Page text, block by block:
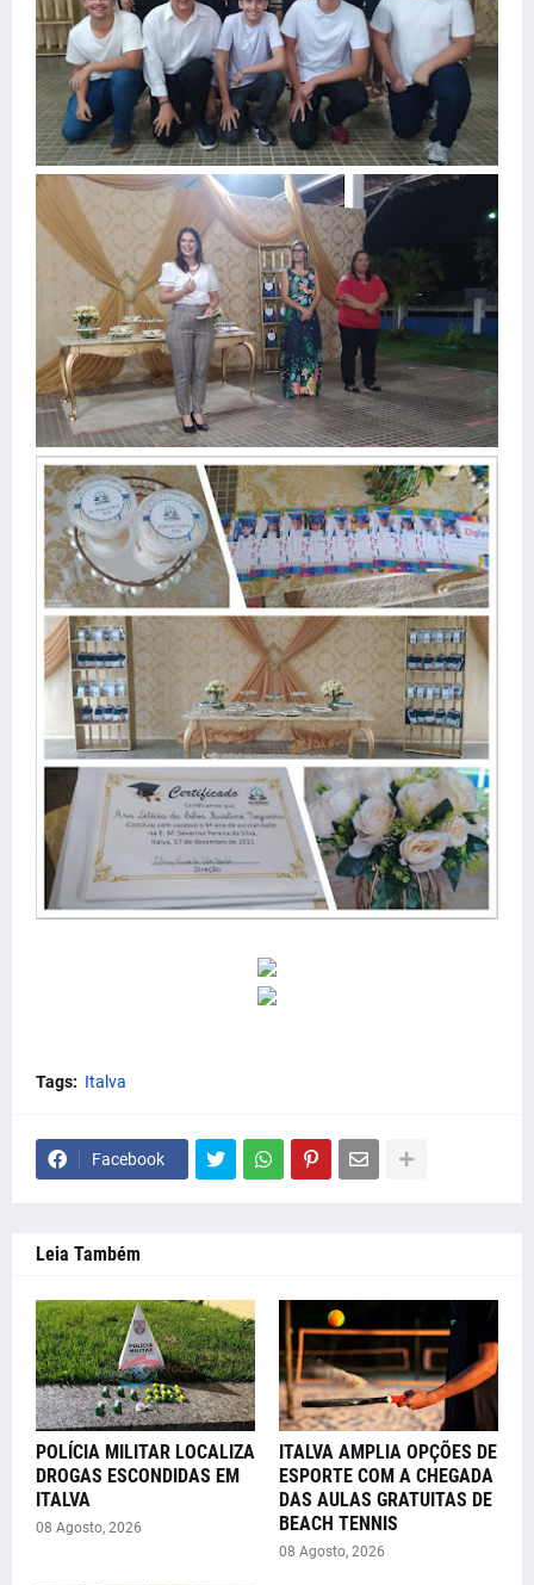
Tags: Italva
Facebook
Leia Também
POLÍCIA MILITAR LOCALIZA
DROGAS ESCONDIDAS EM
ITALVA
08 Agosto, 2026
ITALVA AMPLIA OPÇÕES DE
ESPORTE COM A CHEGADA
DAS AULAS GRATUITAS DE
BEACH TENNIS
08 Agosto, 2026